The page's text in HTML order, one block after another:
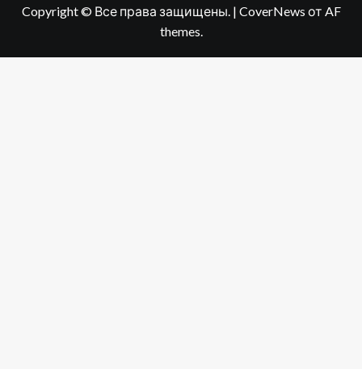
Copyright © Все права защищены. | CoverNews от AF
themes.